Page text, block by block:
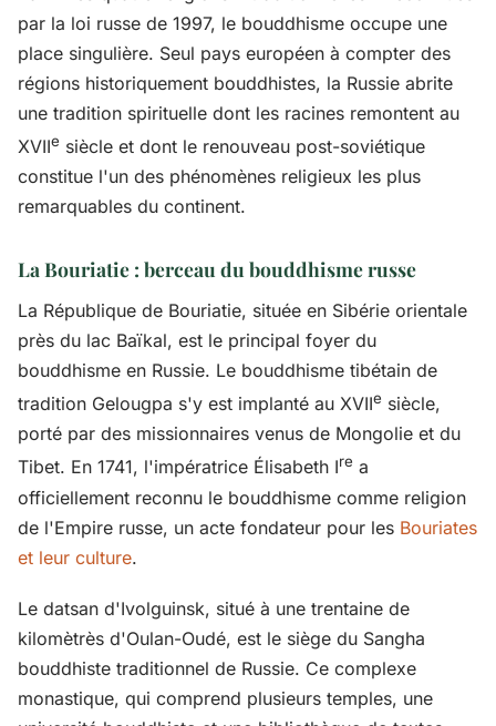
par la loi russe de 1997, le bouddhisme occupe une
place singulière. Seul pays européen à compter des
régions historiquement bouddhistes, la Russie abrite
une tradition spirituelle dont les racines remontent au
XVIIe siècle et dont le renouveau post-soviétique
constitue l'un des phénomènes religieux les plus
remarquables du continent.
La Bouriatie : berceau du bouddhisme russe
La République de Bouriatie, située en Sibérie orientale
près du lac Baïkal, est le principal foyer du
bouddhisme en Russie. Le bouddhisme tibétain de
tradition Gelougpa s'y est implanté au XVIIe siècle,
porté par des missionnaires venus de Mongolie et du
Tibet. En 1741, l'impératrice Élisabeth Ire a
officiellement reconnu le bouddhisme comme religion
de l'Empire russe, un acte fondateur pour les Bouriates
et leur culture.
Le datsan d'Ivolguinsk, situé à une trentaine de
kilomètrès d'Oulan-Oudé, est le siège du Sangha
bouddhiste traditionnel de Russie. Ce complexe
monastique, qui comprend plusieurs temples, une